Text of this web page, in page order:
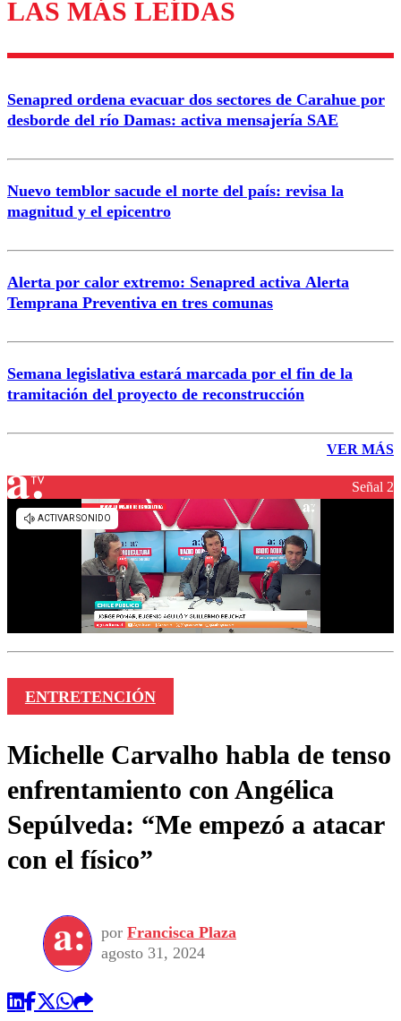
Enviar comentario
LAS MÁS LEÍDAS
Senapred ordena evacuar dos sectores de Carahue por
desborde del río Damas: activa mensajería SAE
Nuevo temblor sacude el norte del país: revisa la
magnitud y el epicentro
Alerta por calor extremo: Senapred activa Alerta
Temprana Preventiva en tres comunas
Semana legislativa estará marcada por el fin de la
tramitación del proyecto de reconstrucción
VER MÁS
Señal 2
ENTRETENCIÓN
Michelle Carvalho habla de tenso
enfrentamiento con Angélica
Sepúlveda: “Me empezó a atacar
con el físico”
por Francisca Plaza
agosto 31, 2024